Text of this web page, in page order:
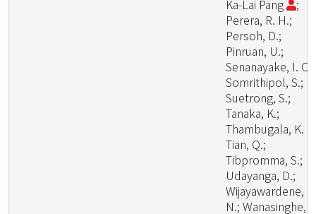
Ka-Lai Pang
;
Perera, R. H.;
Persoh, D.;
Pinruan, U.;
Senanayake, I. C.;
Somrithipol, S.;
Suetrong, S.;
Tanaka, K.;
Thambugala, K.
Tian, Q.;
Tibpromma, S.;
Udayanga, D.;
Wijayawardene,
N.; Wanasinghe,